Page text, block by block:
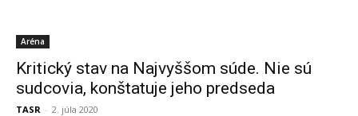
Aréna
Kritický stav na Najvyššom súde. Nie sú
sudcovia, konštatuje jeho predseda
TASR - 2. júla 2020